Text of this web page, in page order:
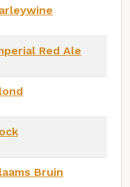
Red Ale
Bruin